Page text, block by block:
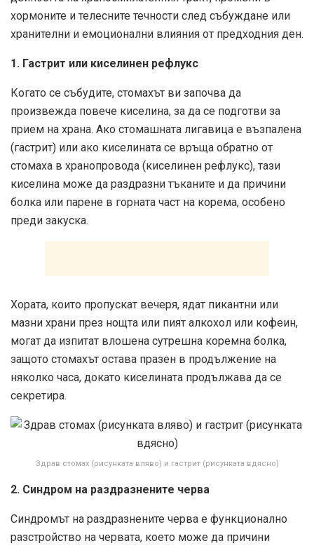
хормоните и телесните течности след събуждане или
хранителни и емоционални влияния от предходния ден.
1. Гастрит или киселинен рефлукс
Когато се събудите, стомахът ви започва да
произвежда повече киселина, за да се подготви за
прием на храна. Ако стомашната лигавица е възпалена
(гастрит) или ако киселината се връща обратно от
стомаха в хранопровода (киселинен рефлукс), тази
киселина може да раздразни тъканите и да причини
болка или парене в горната част на корема, особено
преди закуска.
Хората, които пропускат вечеря, ядат пикантни или
мазни храни през нощта или пият алкохол или кофеин,
могат да изпитат влошена сутрешна коремна болка,
защото стомахът остава празен в продължение на
няколко часа, докато киселината продължава да се
секретира.
Здрав стомах (рисунката вляво) и гастрит (рисунката вдясно)
2. Синдром на раздразнените черва
Синдромът на раздразнените черва е функционално
разстройство на червата, което може да причини